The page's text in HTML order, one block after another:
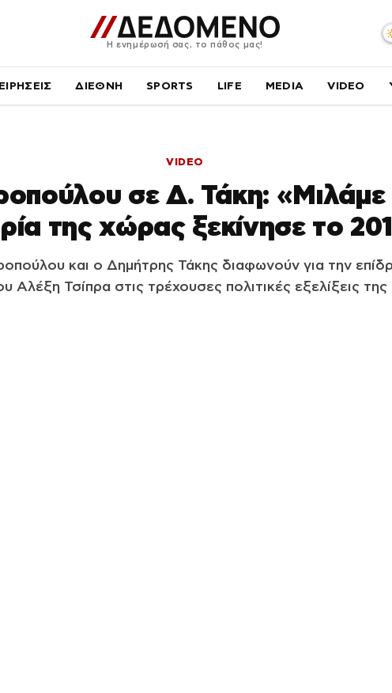
Η ενημέρωσή σας, το πάθος μας!
ΔΙΕΘΝΗ SPORTS LIFE MEDIA VIDEO
VIDEO
σε Δ. Τάκη: «Μιλάμε
της χώρας ξεκίνησε το
και ο Δημήτρης Τάκης διαφωνούν για την
Αλέξη Τσίπρα στις τρέχουσες πολιτικές εξελίξεις